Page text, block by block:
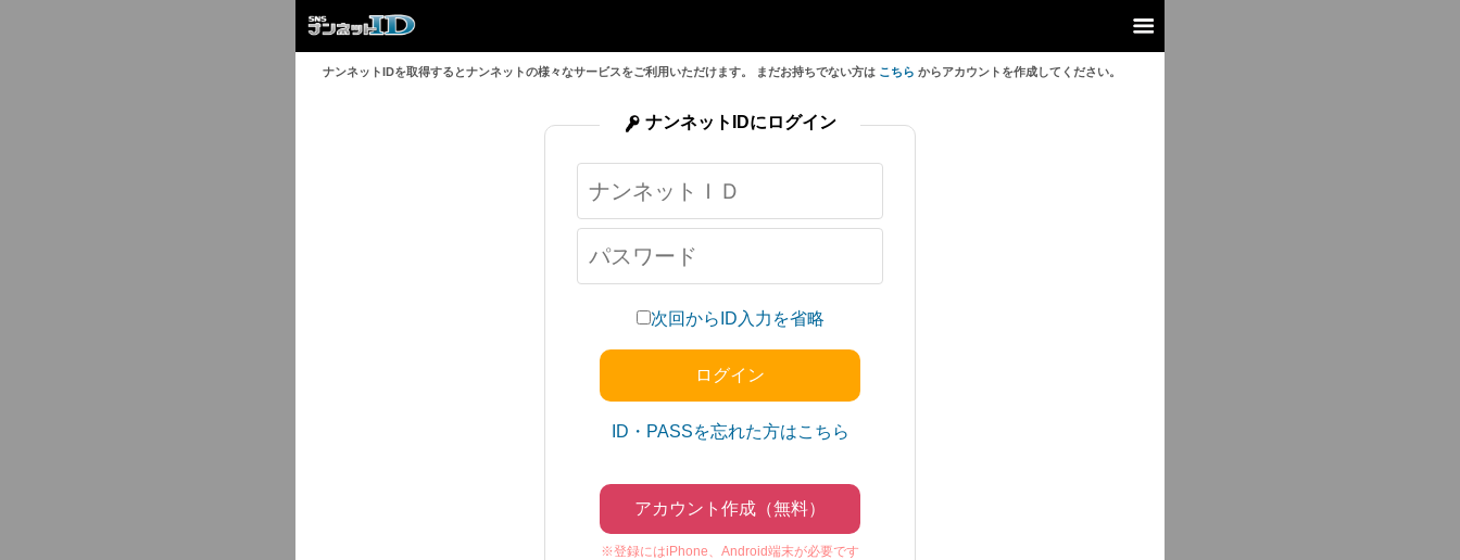
ナンネットIDを取得するとナンネットの様々なサービスをご利用いただけます。 まだお持ちでない方は こちら からアカウントを作成してください。
次回からID入力を省略
ID・PASSを忘れた方はこちら
アカウント作成（無料）
※登録にはiPhone、Android端末が必要です
ナンネットIDにログイン